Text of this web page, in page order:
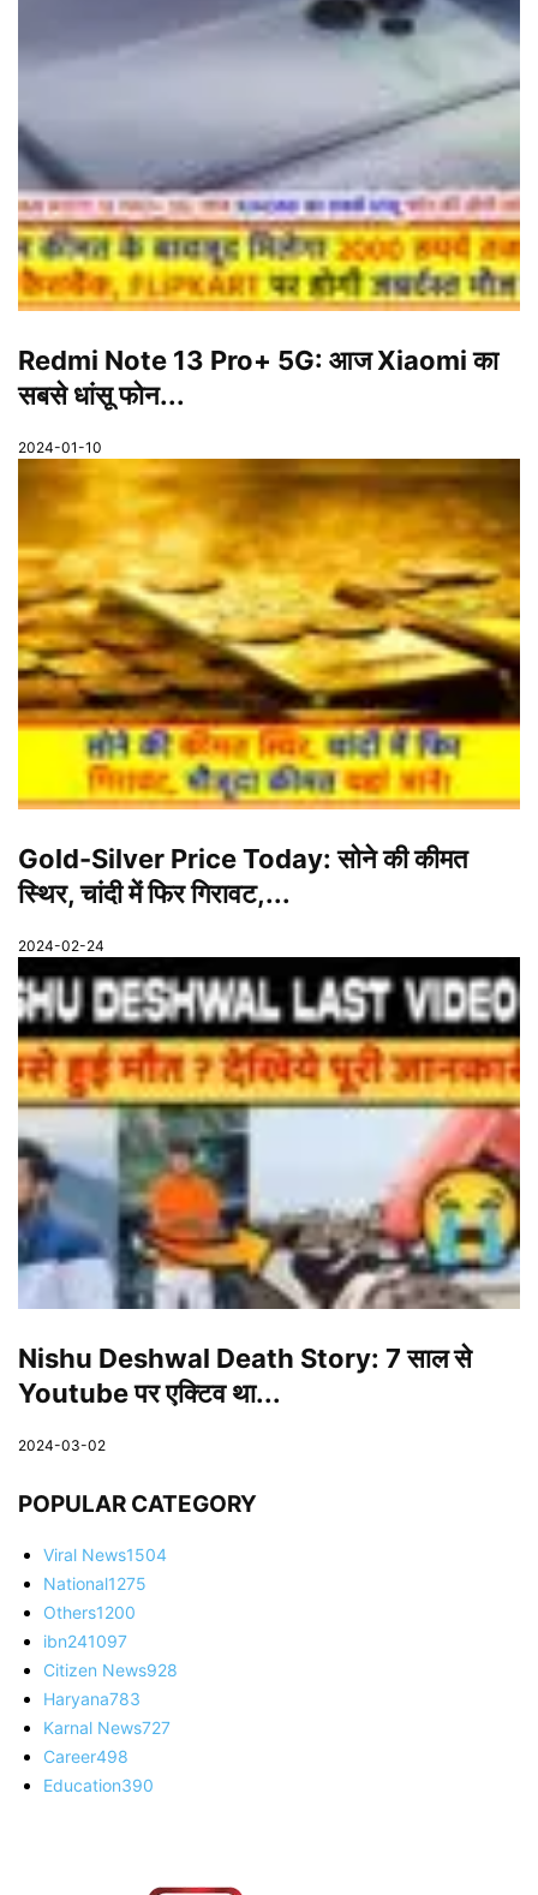
Redmi Note 13 Pro+ 5G: आज Xiaomi का
सबसे धांसू फोन...
2024-01-10
Gold-Silver Price Today: सोने की कीमत
स्थिर, चांदी में फिर गिरावट,...
2024-02-24
Nishu Deshwal Death Story: 7 साल से
Youtube पर एक्टिव था...
2024-03-02
POPULAR CATEGORY
Viral News1504
National1275
Others1200
ibn241097
Citizen News928
Haryana783
Karnal News727
Career498
Education390